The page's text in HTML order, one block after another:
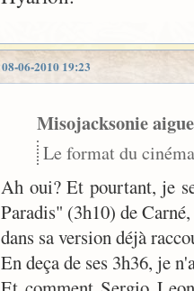
08-06-2010 19:23
Misojacksonie aigue
Le format du
Ah oui? Et pourtant, je
Paradis" (3h10) de
dans sa version déjà
En deça de ses 3h36, je